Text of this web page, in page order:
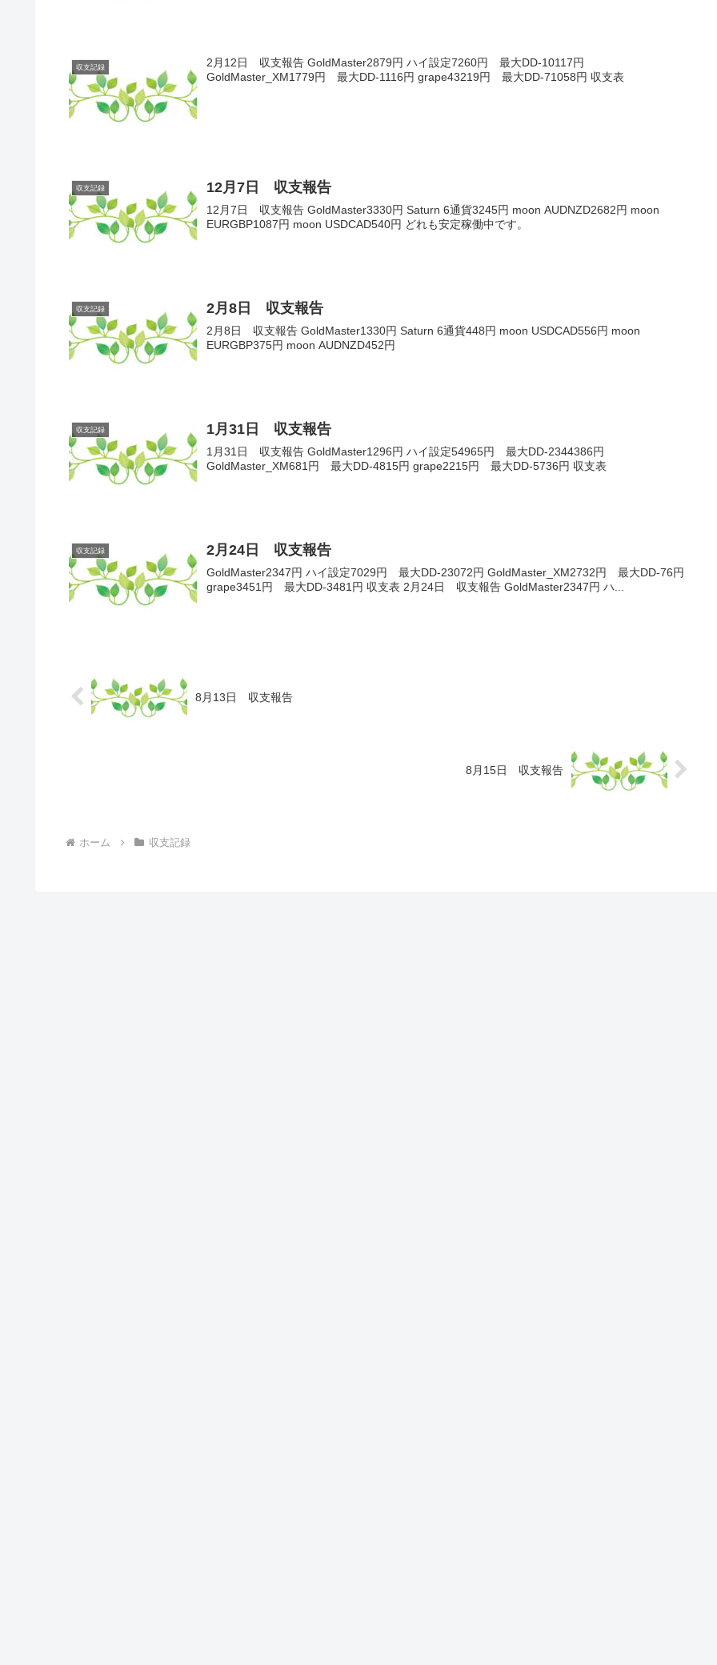
収支記録
2月12日 収支報告 GoldMaster2879円 ハイ設定7260円 最大DD-10117円
GoldMaster_XM1779円 最大DD-1116円 grape43219円 最大DD-71058円 収支表
収支記録 12月7日 収支報告
12月7日 収支報告 GoldMaster3330円 Saturn 6通貨3245円 moon AUDNZD2682円 moon
EURGBP1087円 moon USDCAD540円 どれも安定稼働中です。
収支記録 2月8日 収支報告
2月8日 収支報告 GoldMaster1330円 Saturn 6通貨448円 moon USDCAD556円 moon
EURGBP375円 moon AUDNZD452円
収支記録 1月31日 収支報告
1月31日 収支報告 GoldMaster1296円 ハイ設定54965円 最大DD-2344386円
GoldMaster_XM681円 最大DD-4815円 grape2215円 最大DD-5736円 収支表
収支記録 2月24日 収支報告
GoldMaster2347円 ハイ設定7029円 最大DD-23072円 GoldMaster_XM2732円 最大DD-76円
grape3451円 最大DD-3481円 収支表 2月24日 収支報告 GoldMaster2347円 ハ...
8月13日 収支報告
8月15日 収支報告
ホーム 収支記録